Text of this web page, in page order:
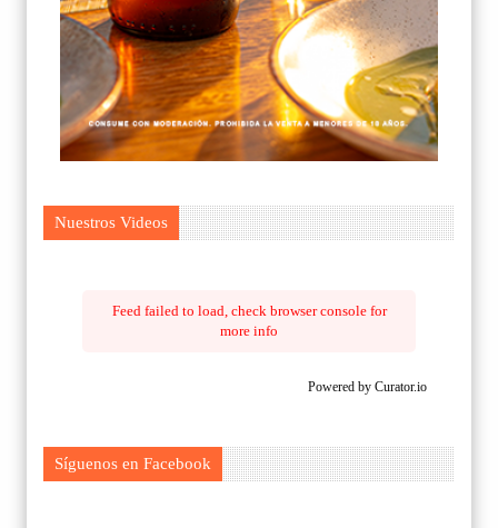
Nuestros Videos
Feed failed to load, check browser console for
more info
Powered by Curator.io
Síguenos en Facebook